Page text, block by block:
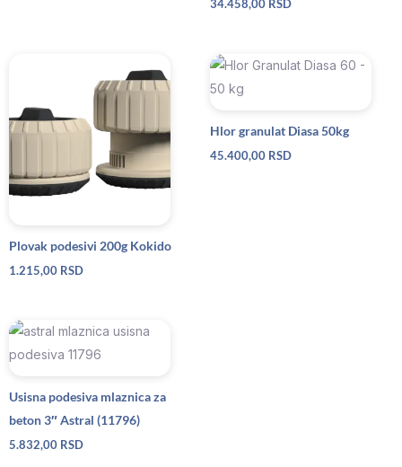
34.458,00 RSD
Plovak podesivi 200g Kokido
1.215,00 RSD
Hlor granulat Diasa 50kg
45.400,00 RSD
Usisna podesiva mlaznica za
beton 3″ Astral (11796)
5.832,00 RSD